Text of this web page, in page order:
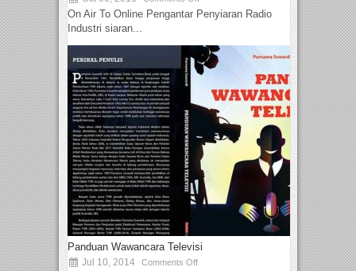
On Air To Online Pengantar Penyiaran Radio
Industri siaran...
Panduan Wawancara Televisi
Jul 10, 2014 Comments Off